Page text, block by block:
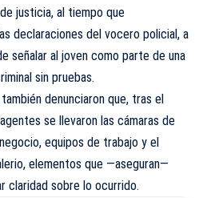
justicia, al tiempo que
declaraciones del vocero policial, a
señalar al joven como parte de una
sin pruebas.
denunciaron que, tras el
se llevaron las cámaras de
equipos de trabajo y el
elementos que —aseguran—
claridad sobre lo ocurrido.